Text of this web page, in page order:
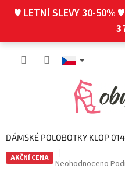
♥ LETNÍ SLEVY 30-50% ♥
DÁMSKÉ POLOBOTKY KLOP
AKČNÍ CENA
Průměrné
Neohodnoceno